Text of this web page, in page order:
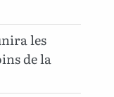
les
de la